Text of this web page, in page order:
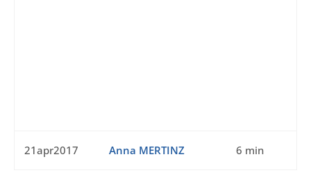
21apr2017 Anna MERTINZ 6 min